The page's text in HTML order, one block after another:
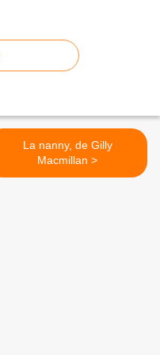
La nanny, de Gilly
Macmillan >